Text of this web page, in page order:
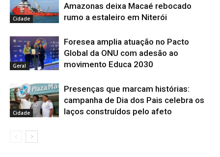
Cidade
Amazonas deixa Macaé rebocado
rumo a estaleiro em Niterói
Geral
Foresea amplia atuação no Pacto
Global da ONU com adesão ao
movimento Educa 2030
Cidade
Presenças que marcam histórias:
campanha de Dia dos Pais celebra os
laços construídos pelo afeto